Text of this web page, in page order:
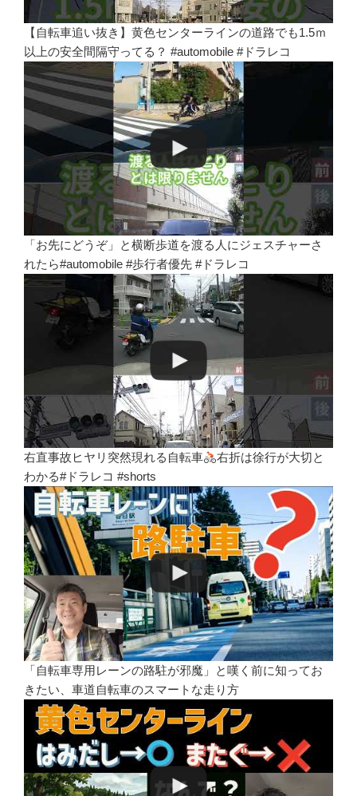
【自転車追い抜き】黄色センターラインの道路でも1.5ｍ
以上の安全間隔守ってる？ #automobile #ドラレコ
「お先にどうぞ」と横断歩道を渡る人にジェスチャーさ
れたら#automobile #歩行者優先 #ドラレコ
右直事故ヒヤリ突然現れる自転車
右折は徐行が大切と
わかる#ドラレコ #shorts
「自転車専用レーンの路駐が邪魔」と嘆く前に知ってお
きたい、車道自転車のスマートな走り方